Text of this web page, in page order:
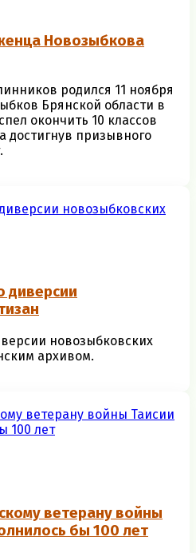
Новозыбкова
родился 11 ноября
Брянской области в
окончить 10 классов
достигнув призывного
диверсии
новозыбковских
архивом.
ветерану войны
бы 100 лет